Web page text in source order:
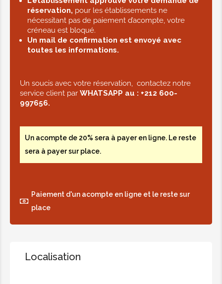
Massage relaxant 45min
20,00€
25,00€
18,00€
réservation, pour les établissements ne
nécessitant pas de paiement d’acompte, votre
créneau est bloqué.
Un mail de confirmation est envoyé avec
toutes les informations.
Un soucis avec votre réservation, contactez notre
service client par WHATSAPP au : +212 600-
997656.
Un acompte de 20% sera à payer en ligne. Le reste
sera à payer sur place.
Paiement d'un acompte en ligne et le reste sur
place
Localisation